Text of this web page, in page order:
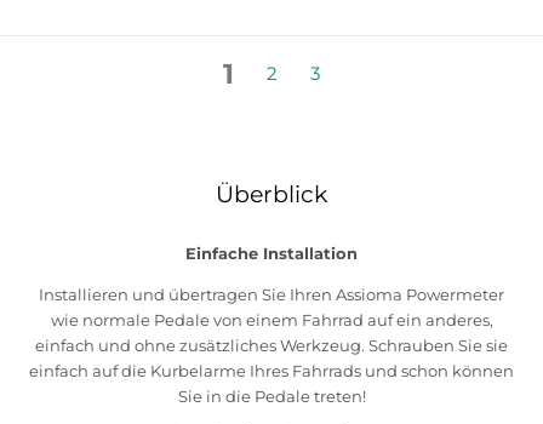
1 2 3
Überblick
Einfache Installation
Installieren und übertragen Sie Ihren Assioma Powermeter
wie normale Pedale von einem Fahrrad auf ein anderes,
einfach und ohne zusätzliches Werkzeug. Schrauben Sie sie
einfach auf die Kurbelarme Ihres Fahrrads und schon können
Sie in die Pedale treten!